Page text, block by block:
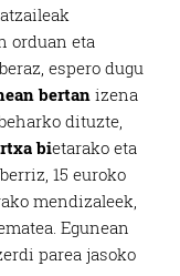
orduan eta
espero dugu
bertan izena
dituzte,
bietarako eta
15 euroko
mendizaleek,
Egunean
parea jasoko